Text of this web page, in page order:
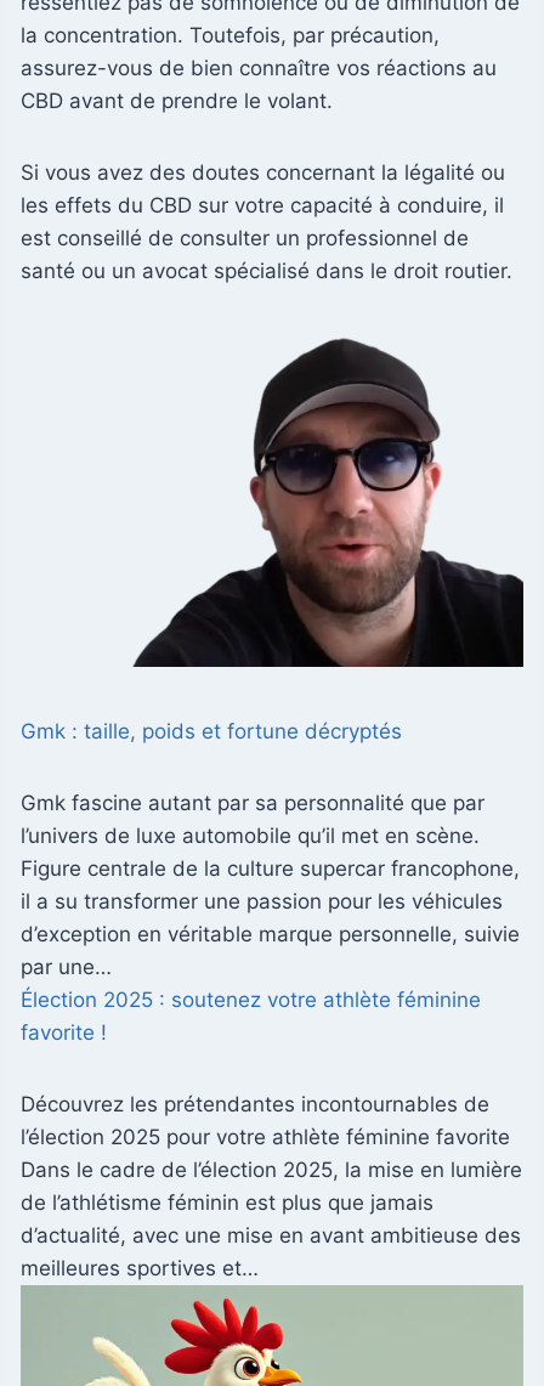
la concentration. Toutefois, par précaution,
assurez-vous de bien connaître vos réactions au
CBD avant de prendre le volant.
Si vous avez des doutes concernant la légalité ou
les effets du CBD sur votre capacité à conduire, il
est conseillé de consulter un professionnel de
santé ou un avocat spécialisé dans le droit routier.
Gmk : taille, poids et fortune décryptés
Gmk fascine autant par sa personnalité que par
l’univers de luxe automobile qu’il met en scène.
Figure centrale de la culture supercar francophone,
il a su transformer une passion pour les véhicules
d’exception en véritable marque personnelle, suivie
par une…
Élection 2025 : soutenez votre athlète féminine
favorite !
Découvrez les prétendantes incontournables de
l’élection 2025 pour votre athlète féminine favorite
Dans le cadre de l’élection 2025, la mise en lumière
de l’athlétisme féminin est plus que jamais
d’actualité, avec une mise en avant ambitieuse des
meilleures sportives et…